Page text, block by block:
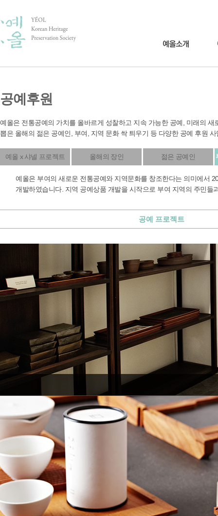
공예후원
예올은 전통공예의 가치를 올바르게 성찰하고 지속 가능한 공예, 미래의
뽑은 올해의 젊은 공예인, 부여, 지역 문화 싹 틔우기 등 다양한 공예 후원
예올 x 샤넬 프로젝트 올해의 장인 젊은 공예인
예올은 부여의 새로운 전통공예와 지역문화를 창조한다는 의미에서
개발하였습니다. 지역 공예상품 개발을 시작으로 부여 지역의 주민
공예 프로젝트
마을 프로젝트